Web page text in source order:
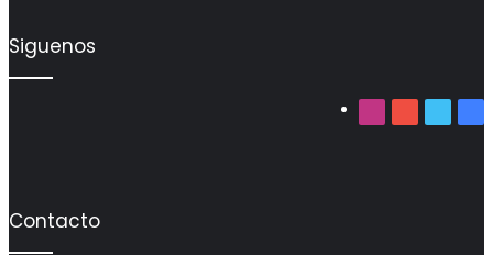
Siguenos
Contacto